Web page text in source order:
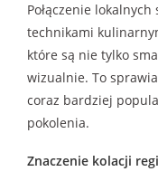
Połączenie
technikami
które są nie tylko
wizualnie. To
coraz bardziej
pokolenia.
Znaczenie kolacji